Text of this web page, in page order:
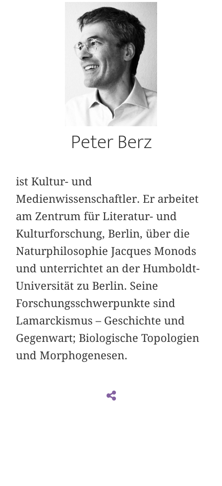
Peter Berz
ist Kultur- und
Medienwissenschaftler. Er arbeitet
am Zentrum für Literatur- und
Kulturforschung, Berlin, über die
Naturphilosophie Jacques Monods
und unterrichtet an der Humboldt-
Universität zu Berlin. Seine
Forschungsschwerpunkte sind
Lamarckismus – Geschichte und
Gegenwart; Biologische Topologien
und Morphogenesen.